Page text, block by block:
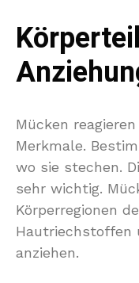
Mücken
Merkmale.
wo sie stechen.
sehr wichtig.
Körperregionen
Hautriechstoffen
anziehen.